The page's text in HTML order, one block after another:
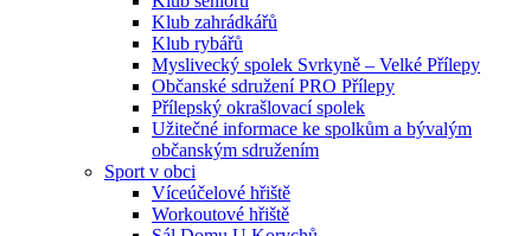
Klub zahrádkářů
Klub rybářů
Myslivecký spolek Svrkyně – Velké Přílepy
Občanské sdružení PRO Přílepy
Přílepský okrašlovací spolek
Užitečné informace ke spolkům a bývalým
občanským sdružením
Sport v obci
Víceúčelové hřiště
Workoutové hřiště